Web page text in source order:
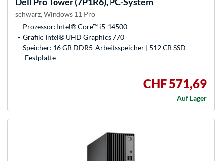
schwarz, Windows 11 Pro
Prozessor: Intel® Core™ i5-14500
Grafik: Intel® UHD Graphics 770
Speicher: 16 GB DDR5-Arbeitsspeicher | 512 GB SSD-
Festplatte
CHF 571,69
Auf Lager